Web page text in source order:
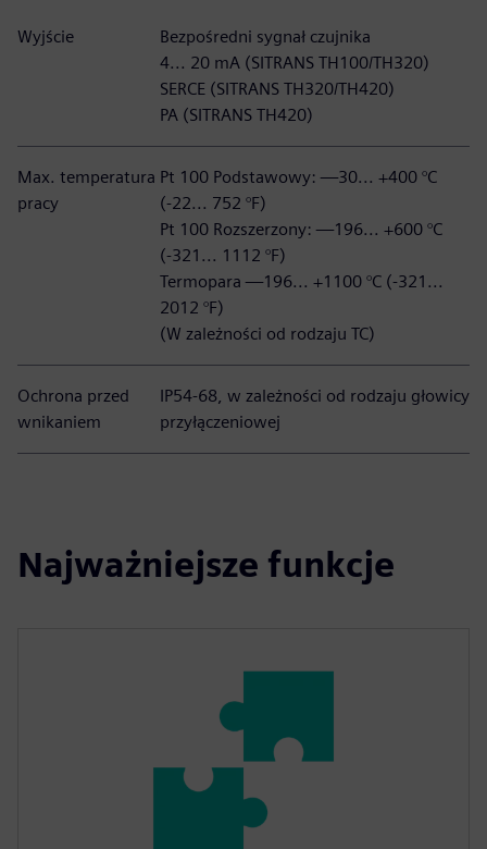
Wyjście
Bezpośredni sygnał czujnika
4... 20 mA (SITRANS TH100/TH320)
SERCE (SITRANS TH320/TH420)
PA (SITRANS TH420)
Max. temperatura
pracy
Pt 100 Podstawowy: —30... +400 °C
(-22... 752 °F)
Pt 100 Rozszerzony: —196... +600 °C
(-321... 1112 °F)
Termopara —196... +1100 °C (-321...
2012 °F)
(W zależności od rodzaju TC)
Ochrona przed
wnikaniem
IP54-68, w zależności od rodzaju głowicy
przyłączeniowej
Najważniejsze funkcje